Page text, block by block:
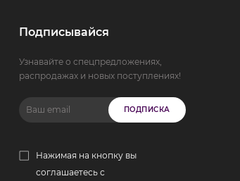
Подписывайся
Узнавайте о спецпредложениях,
распродажах и новых поступлениях!
ПОДПИСКА
Нажимая на кнопку вы
соглашаетесь с